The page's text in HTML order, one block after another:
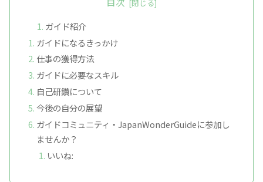
ガイド紹介
ガイドになるきっかけ
仕事の獲得方法
ガイドに必要なスキル
自己研鑽について
今後の自分の展望
ガイドコミュニティ・JapanWonderGuideに参加し
ませんか？
いいね: